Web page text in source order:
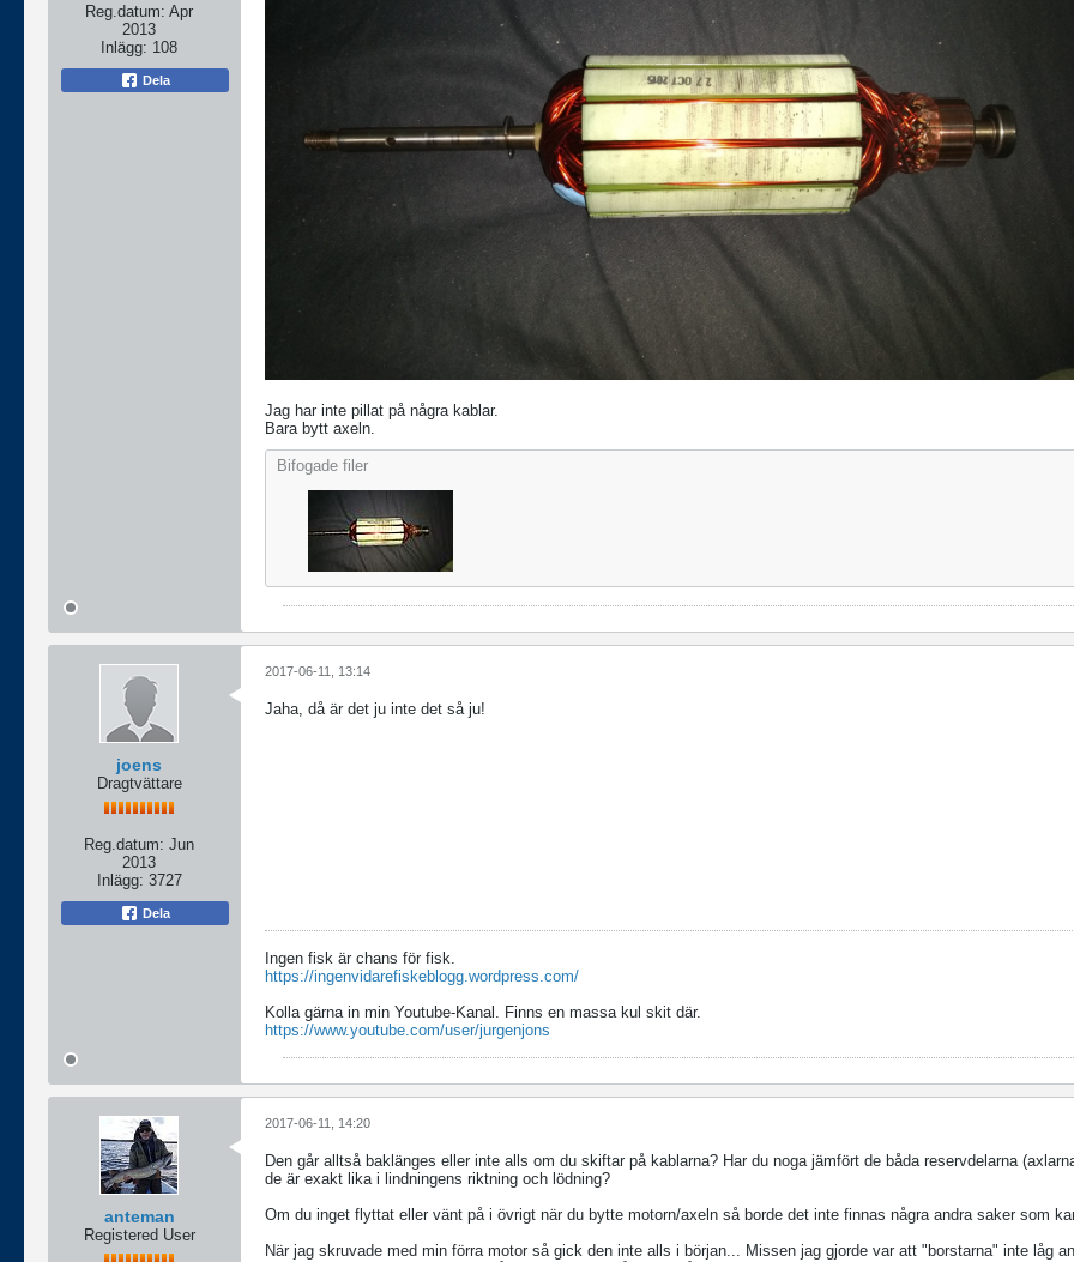
Reg.datum: Apr
2013
Inlägg: 108
Dela
Jag har inte pillat på några kablar.
Bara bytt axeln.
Bifogade filer
joens
Dragtvättare
Reg.datum: Jun
2013
Inlägg: 3727
Dela
2017-06-11, 13:14
Jaha, då är det ju inte det så ju!
Ingen fisk är chans för fisk.
https://ingenvidarefiskeblogg.wordpress.com/
Kolla gärna in min Youtube-Kanal. Finns en massa kul skit där.
https://www.youtube.com/user/jurgenjons
anteman
Registered User
2017-06-11, 14:20
Den går alltså baklänges eller inte alls om du skiftar på kablarna? Har du noga jämfört de båda reservdelarna
de är exakt lika i lindningens riktning och lödning?
Om du inget flyttat eller vänt på i övrigt när du bytte motorn/axeln så borde det inte finnas några andra saker som
När jag skruvade med min förra motor så gick den inte alls i början... Missen jag gjorde var att "borstarna" inte låg